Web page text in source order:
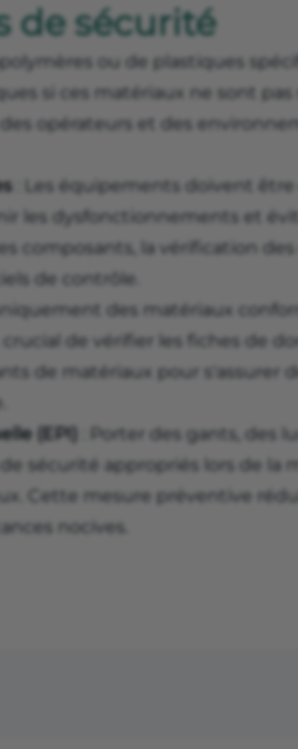
de sécurité
ou de plastiques
si ces matériaux ne sont
opérateurs et des
: Les équipements doivent
les dysfonctionnements et
composants, la vérification
de contrôle.
des matériaux
de vérifier les fiches de
de matériaux pour s'assurer
(EPI)
: Porter des gants, des
sécurité appropriés lors de la
Cette mesure préventive
nocives.